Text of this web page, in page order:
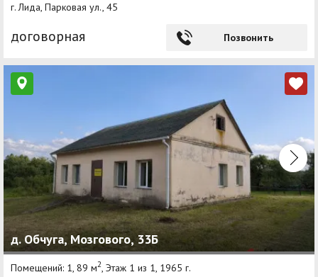
г. Лида, Парковая ул., 45
договорная Позвонить
д. Обчуга, Мозгового, 33Б
Помещений: 1, 89 м2 , Этаж 1 из 1, 1965 г.